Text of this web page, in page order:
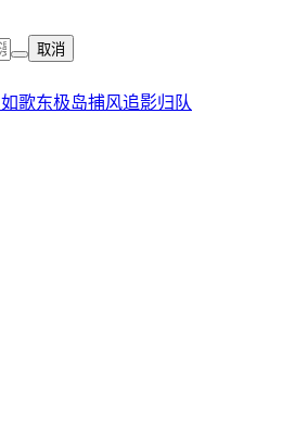
取消
歌东极岛捕风追影归队